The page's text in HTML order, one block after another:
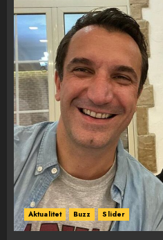
Aktualitet Buzz Slider